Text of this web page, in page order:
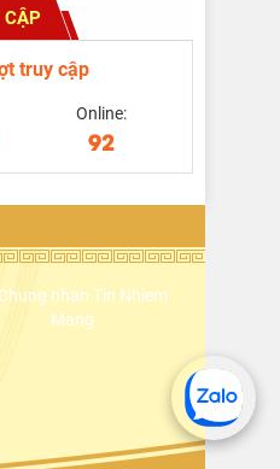
CẬP
truy cập
Online:
92